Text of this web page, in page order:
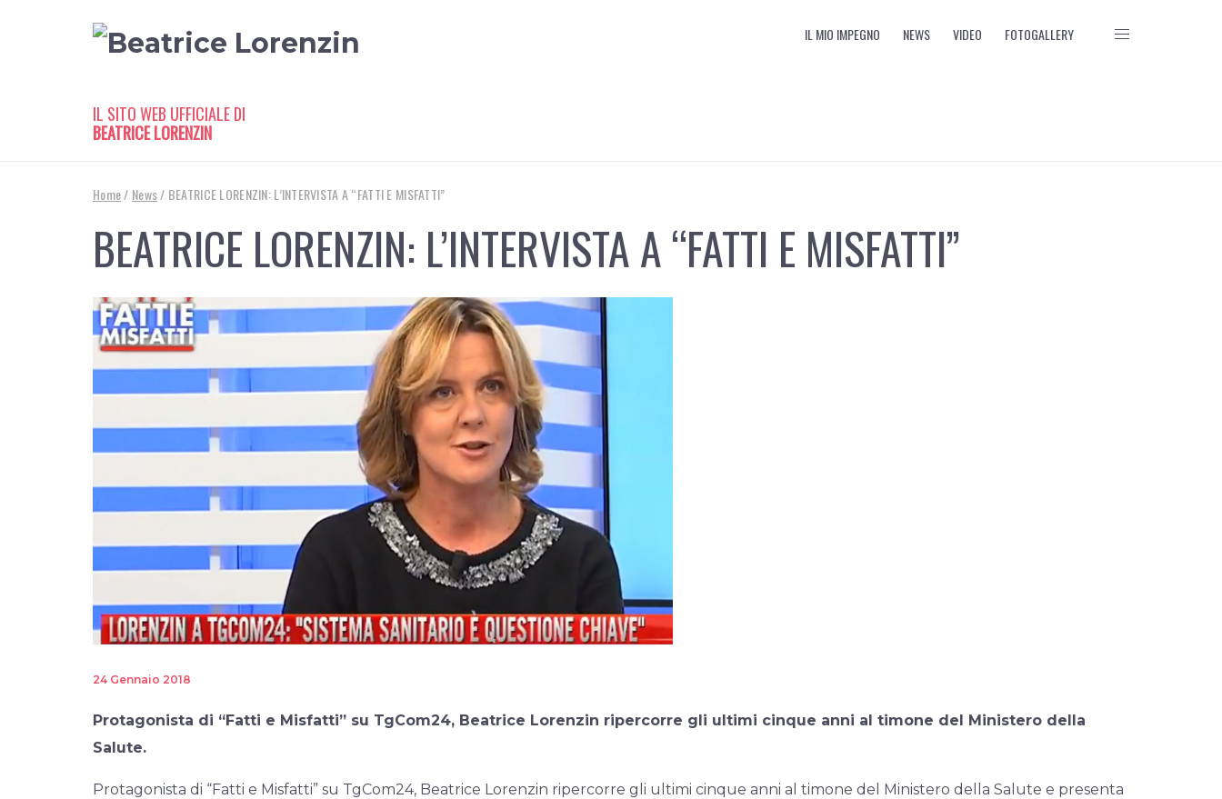
IL SITO WEB UFFICIALE DI
BEATRICE LORENZIN
IL MIO IMPEGNO NEWS VIDEO FOTOGALLERY
Home/ News/ BEATRICE LORENZIN: L’INTERVISTA A “FATTI E MISFATTI”
BEATRICE LORENZIN: L’INTERVISTA A “FATTI E MISFATTI”
24 Gennaio 2018
Protagonista di “Fatti e Misfatti” su TgCom24, Beatrice Lorenzin ripercorre gli ultimi cinque anni al timone del Ministero della
Salute.
Protagonista di “Fatti e Misfatti” su TgCom24, Beatrice Lorenzin ripercorre gli ultimi cinque anni al timone del Ministero della Salute e presenta